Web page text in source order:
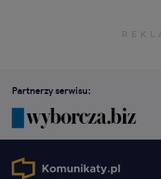
Partnerzy serwisu: